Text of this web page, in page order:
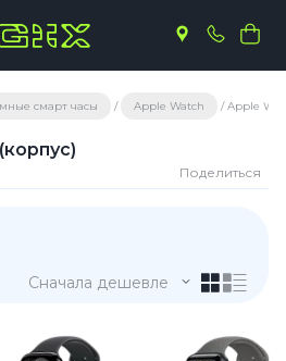
смарт часы Apple Watch Apple
Поделиться
Сначала дешевле